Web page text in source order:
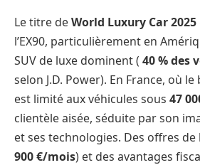
Le titre deWorld Luxury Car 2025
l’EX90, particulièrement en
SUV de luxe dominent ( 40 % des
selon J.D. Power). En France, où
est limité aux véhicules sous 47
clientèle aisée, séduite par son
et ses technologies. Des offres
900 €/mois) et des avantages